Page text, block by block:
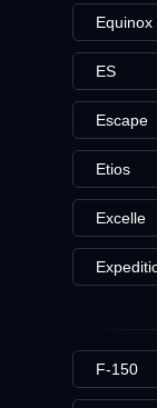
Equinox
ES
Escape
Etios
Excelle
F-150